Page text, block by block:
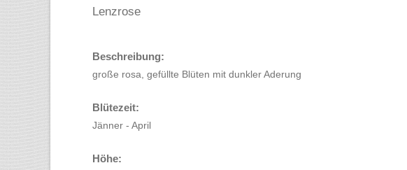
Lenzrose
Beschreibung:
große rosa, gefüllte Blüten mit dunkler Aderung
Blütezeit:
Jänner - April
Höhe: